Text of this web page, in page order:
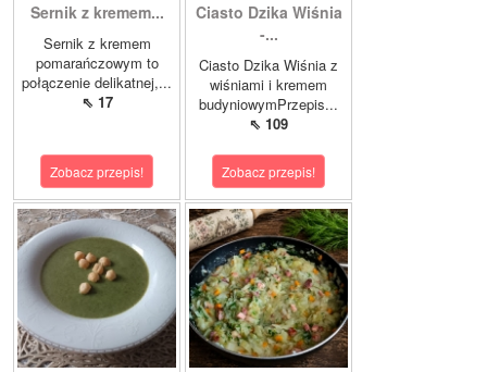
Sernik z kremem...
Sernik z kremem
pomarańczowym to
połączenie delikatnej,...
⇖ 17
Zobacz przepis!
Ciasto Dzika Wiśnia
-...
Ciasto Dzika Wiśnia z
wiśniami i kremem
budyniowymPrzepis...
⇖ 109
Zobacz przepis!